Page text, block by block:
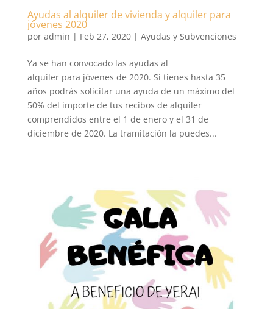
Ayudas al alquiler de vivienda y alquiler para
jóvenes 2020
por admin | Feb 27, 2020| Ayudas y Subvenciones
Ya se han convocado las ayudas al
alquiler para jóvenes de 2020. Si tienes hasta 35
años podrás solicitar una ayuda de un máximo del
50% del importe de tus recibos de alquiler
comprendidos entre el 1 de enero y el 31 de
diciembre de 2020. La tramitación la puedes...